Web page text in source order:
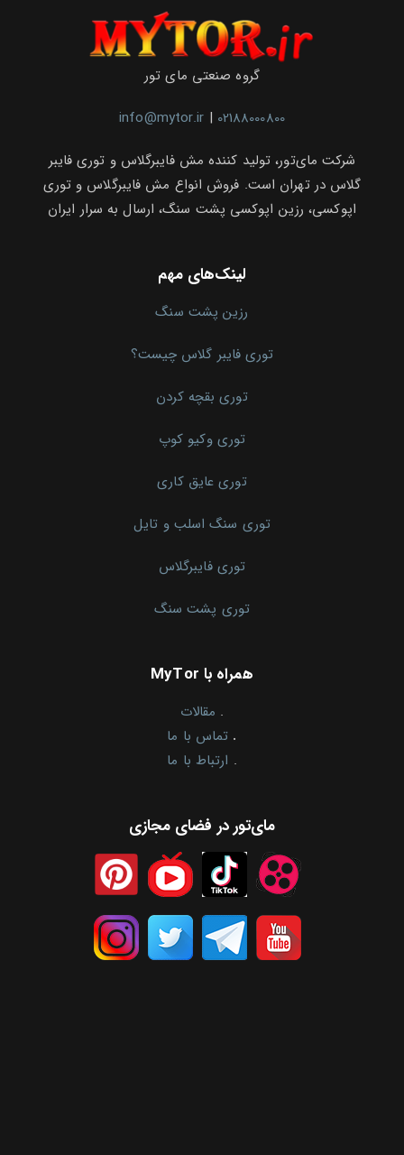
گروه صنعتی مای تور
info@mytor.ir | 02188000800
شرکت مای‌تور، تولید کننده مش فایبرگلاس و توری فایبر
گلاس در تهران است. فروش انواع مش فایبرگلاس و توری
اپوکسی، رزین اپوکسی پشت سنگ، ارسال به سرار ایران
لینک‌های مهم
رزین پشت سنگ
توری فایبر گلاس چیست؟
توری بقچه کردن
توری وکیو کوپ
توری عایق کاری
توری سنگ اسلب و تایل
توری فایبرگلاس
توری پشت سنگ
همراه با MyTor
. مقالات
. تماس با ما
. ارتباط با ما
مای‌تور در فضای مجازی